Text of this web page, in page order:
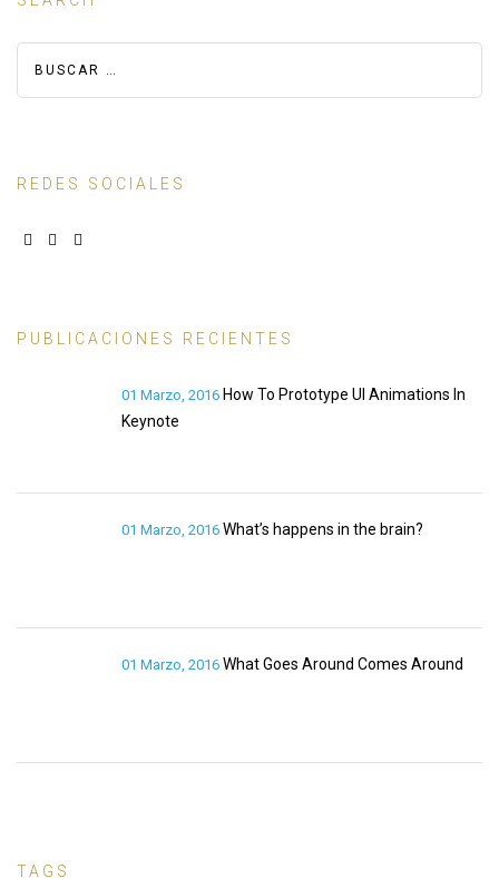
REDES SOCIALES
PUBLICACIONES RECIENTES
01 Marzo, 2016 How To Prototype UI Animations In
Keynote
01 Marzo, 2016 What’s happens in the brain?
01 Marzo, 2016 What Goes Around Comes Around
TAGS